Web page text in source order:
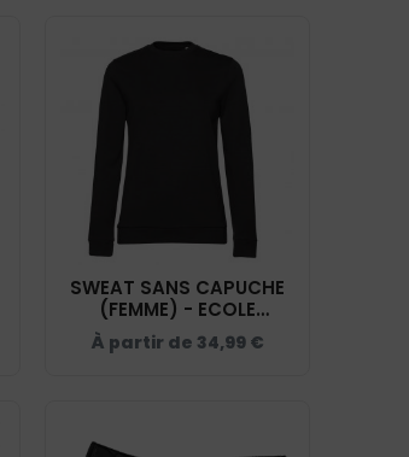
SWEAT SANS CAPUCHE
(FEMME) - ECOLE
D'EQUITATION DU
COQUET - BCW01Q
À partir de 34,99 €